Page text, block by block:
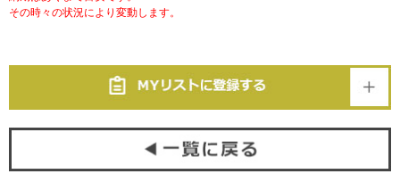
その時々の状況により変動します。